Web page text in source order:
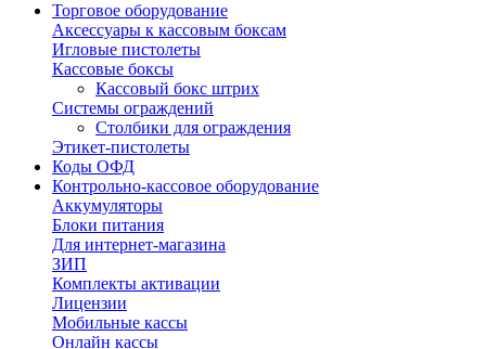
Торговое оборудование
Аксессуары к кассовым боксам
Игловые пистолеты
Кассовые боксы
Кассовый бокс штрих
Системы ограждений
Столбики для ограждения
Этикет-пистолеты
Коды ОФД
Контрольно-кассовое оборудование
Аккумуляторы
Блоки питания
Для интернет-магазина
ЗИП
Комплекты активации
Лицензии
Мобильные кассы
Онлайн кассы